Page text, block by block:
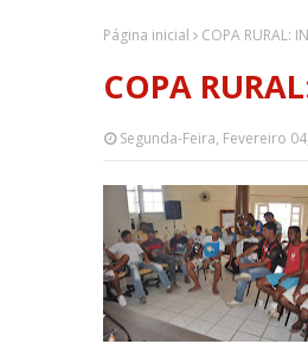
Página inicial COPA RURAL:
COPA
Segunda-Feira, Fevereiro